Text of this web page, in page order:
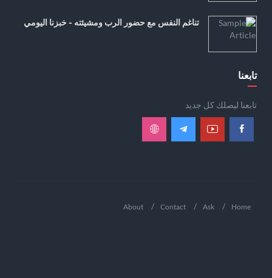
تناغم النفس مع حضور الرب ومشيئته - خبزنا اليومي
تابعنا
تابعنا ليصلك كل جديد
Home
Ask
Contact
About